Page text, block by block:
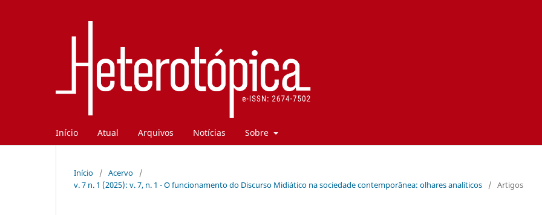
Início Atual Arquivos Notícias Sobre
Início / Acervo
/
v. 7 n. 1 (2025): v. 7, n. 1 - O funcionamento do Discurso Midiático na sociedade contemporânea: olhares analíticos
/ Artigos